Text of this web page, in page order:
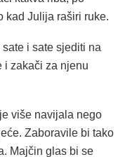
kad Julija raširi ruke.
i sate sjediti na
i zakači za njenu
više navijala nego
Zaboravile bi tako
Majčin glas bi se